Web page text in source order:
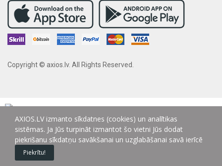
Copyright © axios.lv. All Rights Reserved.
AXIOS.LV izmanto sīkdatnes (cookies) un analītikas
sistēmas. Ja Jūs turpināt izmantot šo vietni Jūs dodat
piekrišanu sīkdatņu savākšanai un uzglabāšanai savā ierīcē
Piekrītu!